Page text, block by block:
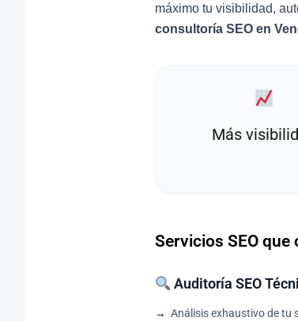
máximo tu visibilidad,
consultoría SEO en
Más
Servicios SEO
Auditoría SEO
Análisis exhaustivo de tu